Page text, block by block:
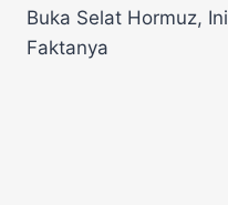
Buka Selat Hormuz, Ini
Faktanya